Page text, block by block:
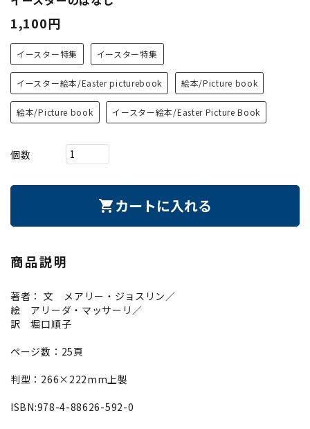
1,100円
イースター特集 イースター特集
イースター絵本/Easter picturebook 絵本/Picture book
絵本/Picture book イースター絵本/Easter Picture Book
個数
shopping_cart カートに入れる
商品説明
著者： 文 メアリー・ジョスリン／
絵 アリーダ・マッサーリ／
訳 堀口順子
ページ数：25頁
判型：266×222mm上製
ISBN:978-4-88626-592-0